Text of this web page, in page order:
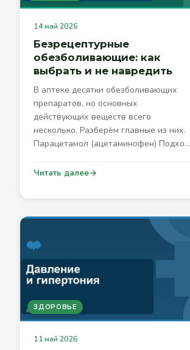
14 май 2026
Безрецептурные
обезболивающие: как
выбрать и не навредить
В аптеке десятки обезболивающих
препаратов, но основных
действующих веществ всего
несколько. Разберём главные из них.
Парацетамол (ацетаминофен) Подхо…
Читать далее
ЗДОРОВЬЕ
11 май 2026